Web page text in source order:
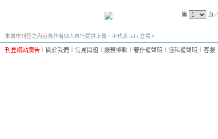
第 頁
本城市刊登之內容為作者個人自行提供上傳，不代表 udn 立場。
刊登網站廣告 關於我們 常見問題 服務條款 著作權聲明 隱私權聲明 客服